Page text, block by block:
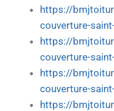
https://
couverture-
https://
couverture-
https://
couverture-
https://